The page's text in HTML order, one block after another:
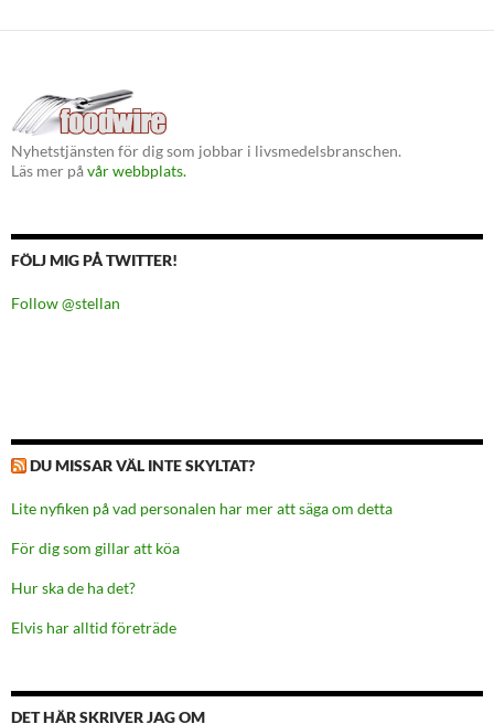
Nyhetstjänsten för dig som jobbar i livsmedelsbranschen.
Läs mer påvår webbplats.
FÖLJ MIG PÅ TWITTER!
Follow @stellan
DU MISSAR VÄL INTE SKYLTAT?
Lite nyfiken på vad personalen har mer att säga om detta
För dig som gillar att köa
Hur ska de ha det?
Elvis har alltid företräde
DET HÄR SKRIVER JAG OM